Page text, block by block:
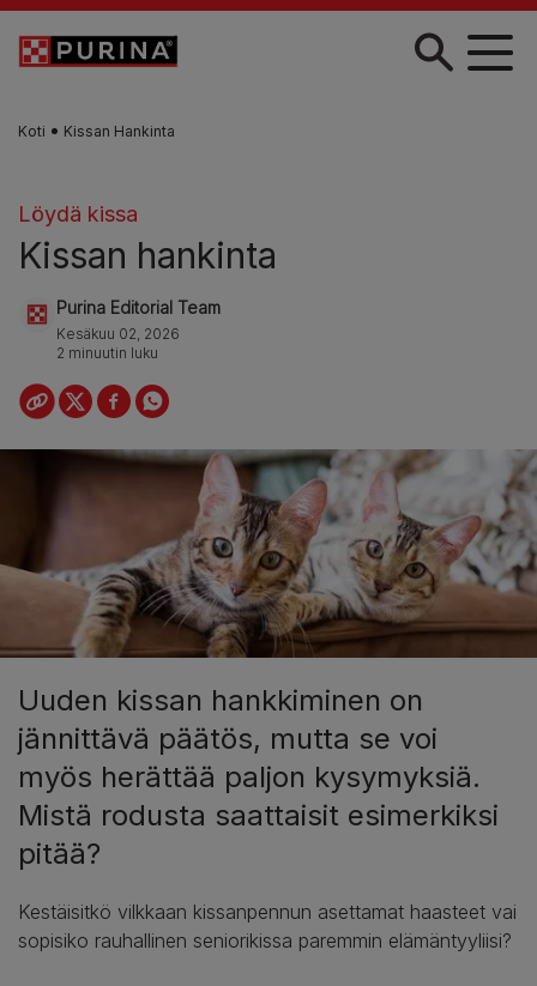
Skip to main content
Koti Kissan Hankinta
Löydä kissa
Kissan hankinta
Purina Editorial Team
Kesäkuu 02, 2026
2 minuutin luku
Uuden kissan hankkiminen on
jännittävä päätös, mutta se voi
myös herättää paljon kysymyksiä.
Mistä rodusta saattaisit esimerkiksi
pitää?
Kestäisitkö vilkkaan kissanpennun asettamat haasteet vai
sopisiko rauhallinen seniorikissa paremmin elämäntyyliisi?